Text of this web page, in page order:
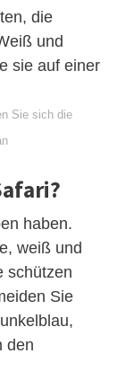
die
und
sie auf einer
Sie sich die
haben.
weiß und
schützen
Sie
den